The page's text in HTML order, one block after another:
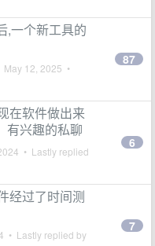
,一个新工具的
May 12, 2025 •
87
在软件做出来
有兴趣的私聊
• Lastly replied
6
经过了时间测
• Lastly replied by
7